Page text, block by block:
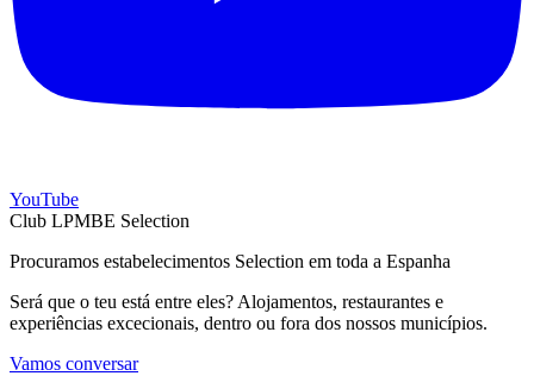
YouTube
Club LPMBE Selection
Procuramos estabelecimentos Selection em toda a Espanha
Será que o teu está entre eles? Alojamentos, restaurantes e
experiências excecionais, dentro ou fora dos nossos municípios.
Vamos conversar